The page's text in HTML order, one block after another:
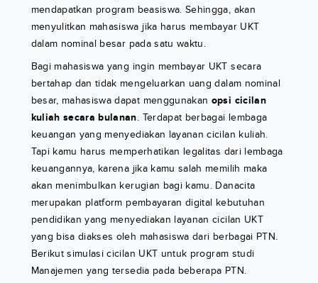
mendapatkan program beasiswa. Sehingga, akan
menyulitkan mahasiswa jika harus membayar UKT
dalam nominal besar pada satu waktu.
Bagi mahasiswa yang ingin membayar UKT secara
bertahap dan tidak mengeluarkan uang dalam nominal
besar, mahasiswa dapat menggunakan opsi cicilan
kuliah secara bulanan. Terdapat berbagai lembaga
keuangan yang menyediakan layanan cicilan kuliah.
Tapi kamu harus memperhatikan legalitas dari lembaga
keuangannya, karena jika kamu salah memilih maka
akan menimbulkan kerugian bagi kamu. Danacita
merupakan platform pembayaran digital kebutuhan
pendidikan yang menyediakan layanan cicilan UKT
yang bisa diakses oleh mahasiswa dari berbagai PTN.
Berikut simulasi cicilan UKT untuk program studi
Manajemen yang tersedia pada beberapa PTN.